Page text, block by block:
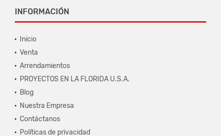
INFORMACIÓN
Inicio
Venta
Arrendamientos
PROYECTOS EN LA FLORIDA U.S.A.
Blog
Nuestra Empresa
Contáctanos
Políticas de privacidad